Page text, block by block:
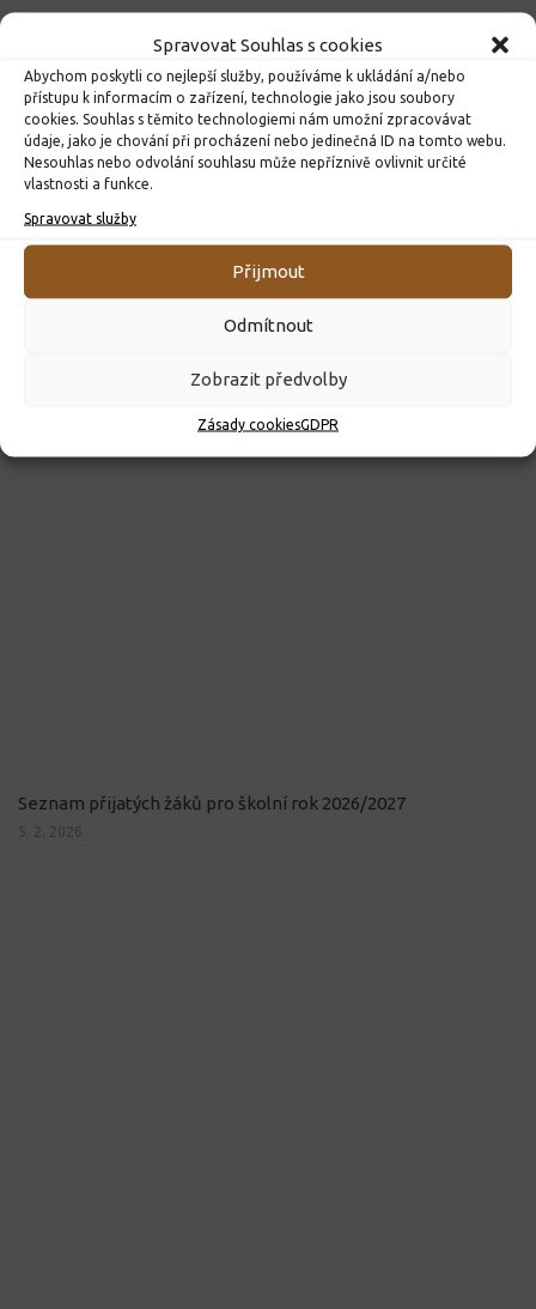
Spravovat Souhlas s cookies
Abychom poskytli co nejlepší služby, používáme k ukládání a/nebo
přístupu k informacím o zařízení, technologie jako jsou soubory
cookies. Souhlas s těmito technologiemi nám umožní zpracovávat
údaje, jako je chování při procházení nebo jedinečná ID na tomto webu.
Nesouhlas nebo odvolání souhlasu může nepříznivě ovlivnit určité
vlastnosti a funkce.
Spravovat služby
Přijmout
Odmítnout
Zobrazit předvolby
Zásady cookiesGDPR
ROZHODNUTÍ O PŘIJETÍ K PŘEDŠKOLNÍMU VZDĚLÁVÁNÍ
PRO ROK 2026
Seznam přijatých žáků pro školní rok 2026/2027
5. 2. 2026